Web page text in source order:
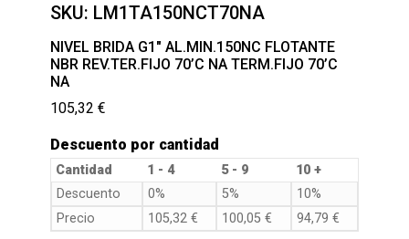
SKU: LM1TA150NCT70NA
NIVEL BRIDA G1″ AL.MIN.150NC FLOTANTE
NBR REV.TER.FIJO 70’C NA TERM.FIJO 70’C
NA
105,32 €
Descuento por cantidad
Cantidad 1 - 4 5 - 9
10 +
Descuento
0% 5%
10%
Precio
105,32 € 100,05 € 94,79 €